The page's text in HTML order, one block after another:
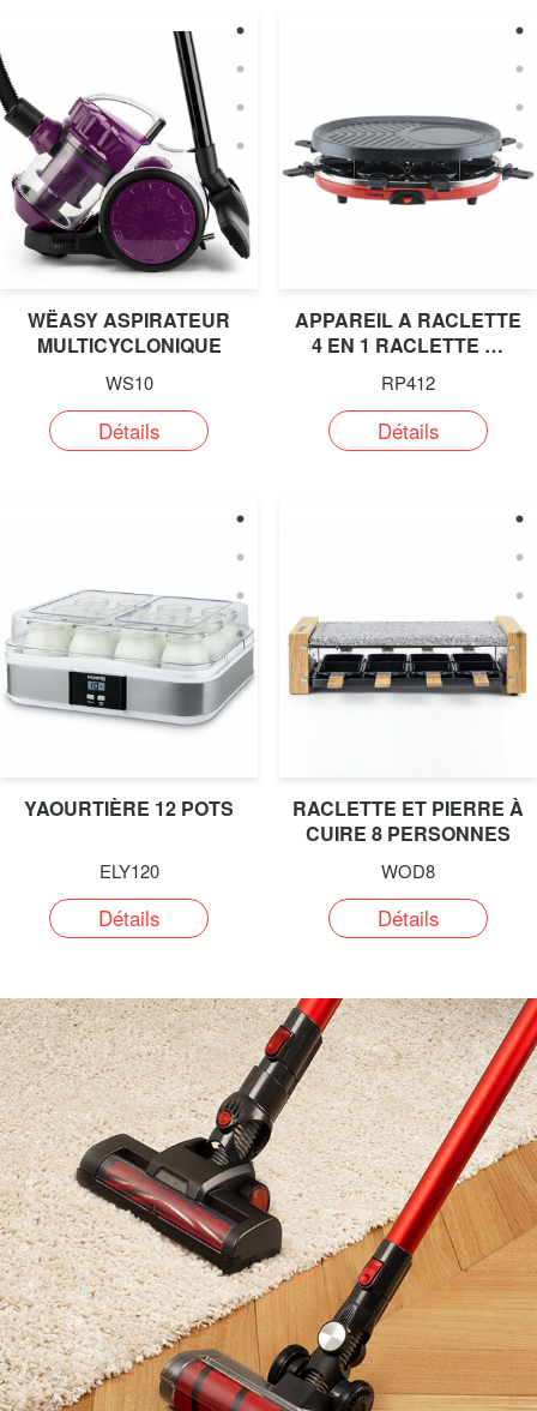
WËASY ASPIRATEUR
MULTICYCLONIQUE
WS10
Détails
APPAREIL A RACLETTE
4 EN 1 RACLETTE …
RP412
Détails
YAOURTIÈRE 12 POTS
ELY120
Détails
RACLETTE ET PIERRE À
CUIRE 8 PERSONNES
WOD8
Détails